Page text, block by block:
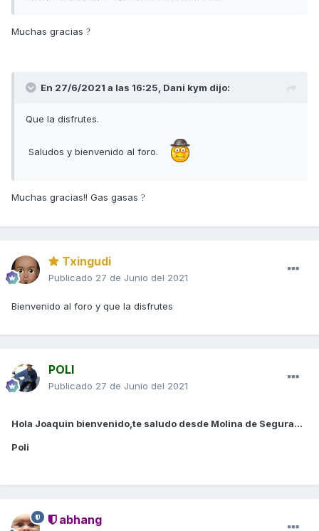
Muchas gracias ?
En 27/6/2021 a las 16:25, Dani kym dijo:
Que la disfrutes.
Saludos y bienvenido al foro.
Muchas gracias!! Gas gasas ?
Txingudi
Publicado 27 de Junio del 2021
Bienvenido al foro y que la disfrutes
POLI
Publicado 27 de Junio del 2021
Hola Joaquin bienvenido,te saludo desde Molina de Segura...
Poli
abhang